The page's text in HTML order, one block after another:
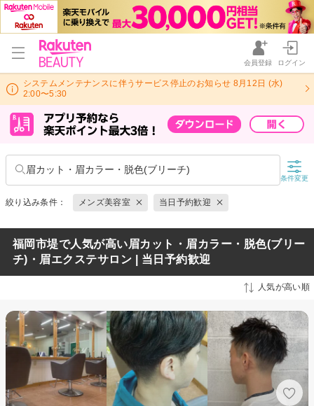
会員登録 ログイン
システムメンテナンスに伴うサービス停止のお知らせ 8月12日 (水)
2:00〜5:30
眉カット・眉カラー・脱色(ブリーチ)
条件変更
絞り込み条件： メンズ美容室 当日予約歓迎
福岡市堤で人気が高い眉カット・眉カラー・脱色(ブリー
チ)・眉エクステサロン | 当日予約歓迎
人気が高い順